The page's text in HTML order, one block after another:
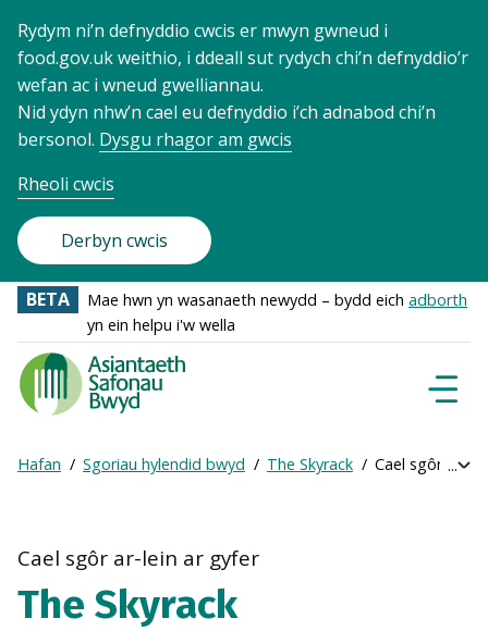
Rydym ni’n defnyddio cwcis er mwyn gwneud i
food.gov.uk weithio, i ddeall sut rydych chi’n defnyddio’r
wefan ac i wneud gwelliannau.
Nid ydyn nhw’n cael eu defnyddio i’ch adnabod chi’n
bersonol. Dysgu rhagor am gwcis
Rheoli cwcis
Derbyn cwcis
BETA Mae hwn yn wasanaeth newydd – bydd eich adborth
yn ein helpu i'w wella
Food
Standards
Agency
Frontpage
Breadcrumb
Hafan Sgoriau hylendid bwyd The Skyrack Cael sgôr ar-
Cael sgôr ar-lein ar gyfer
The Skyrack